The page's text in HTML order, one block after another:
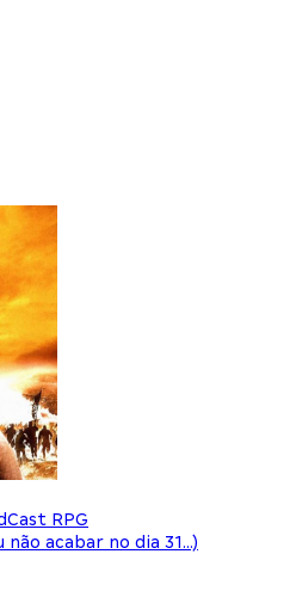
RPG
acabar no dia 31...)